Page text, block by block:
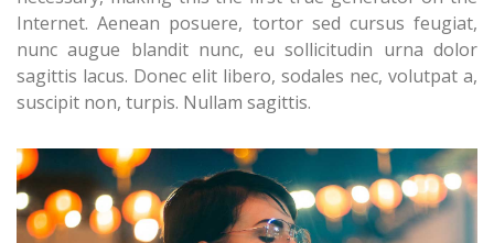
Internet. Aenean posuere, tortor sed cursus feugiat,
nunc augue blandit nunc, eu sollicitudin urna dolor
sagittis lacus. Donec elit libero, sodales nec, volutpat a,
suscipit non, turpis. Nullam sagittis.